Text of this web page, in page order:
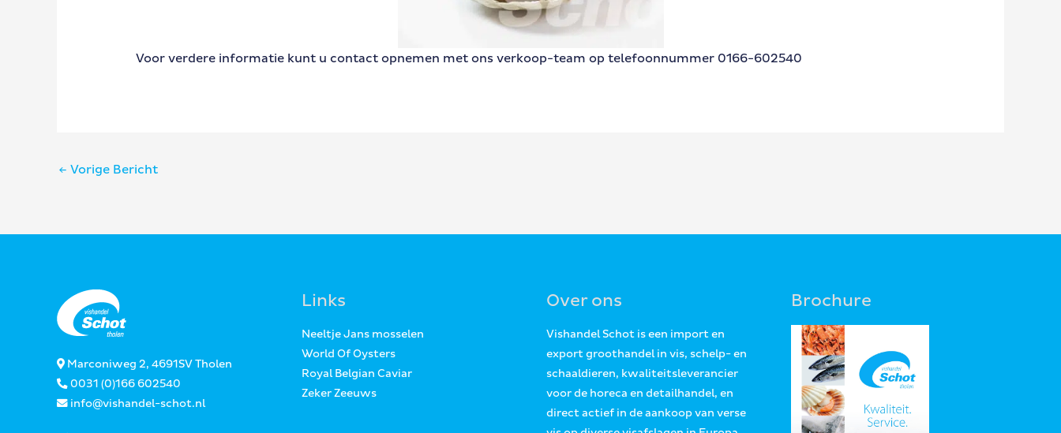
Voor verdere informatie kunt u contact opnemen met ons verkoop-team op telefoonnummer 0166-602540
Bericht
← Vorige Bericht
Marconiweg 2, 4691SV Tholen
0031 (0)166 602540
info@vishandel-schot.nl
Links
Neeltje Jans mosselen
World Of Oysters
Royal Belgian Caviar
Zeker Zeeuws
Over ons
Vishandel Schot is een import en
export groothandel in vis, schelp- en
schaaldieren, kwaliteitsleverancier
voor de horeca en detailhandel, en
direct actief in de aankoop van verse
Brochure